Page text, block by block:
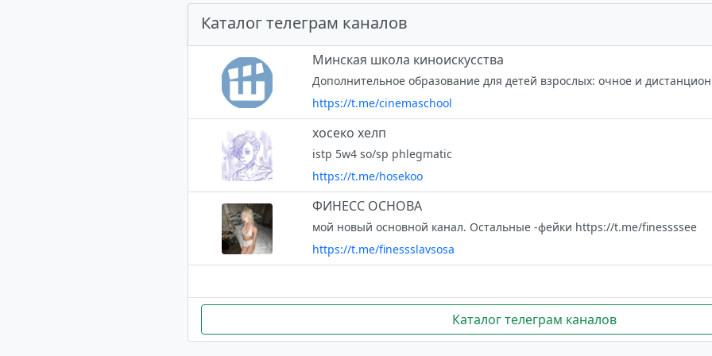
Каталог телеграм каналов
Минская школа киноискусства
https://t.me/cinemaschool
хосеко хелп
istp 5w4 so/sp phlegmatic
https://t.me/hosekoo
ФИНЕСС ОСНОВА
мой новый основной канал. Остальные -фейки https://t.me/finessssee
https://t.me/finessslavsosa
Каталог телеграм каналов